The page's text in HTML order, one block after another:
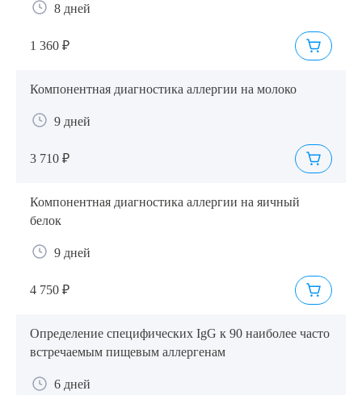
8 дней
1 360 ₽
Компонентная диагностика аллергии на молоко
9 дней
3 710 ₽
Компонентная диагностика аллергии на яичный
белок
9 дней
4 750 ₽
Определение специфических IgG к 90 наиболее часто
встречаемым пищевым аллергенам
6 дней